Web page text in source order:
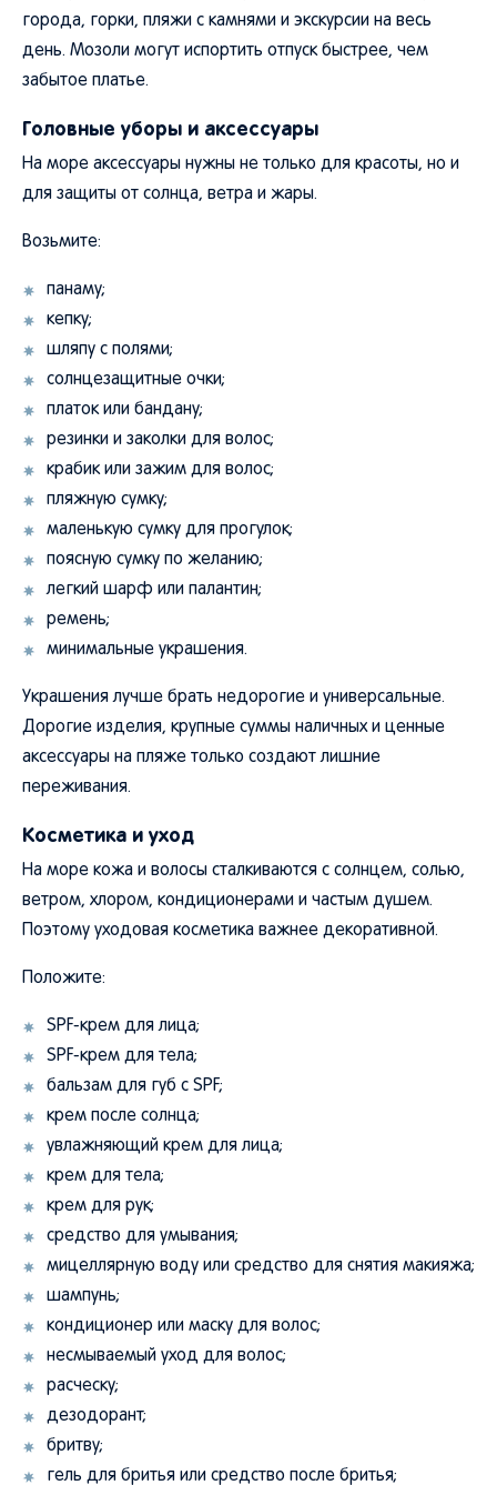
города, горки, пляжи с камнями и экскурсии на весь
день. Мозоли могут испортить отпуск быстрее, чем
забытое платье.
Головные уборы и аксессуары
На море аксессуары нужны не только для красоты, но и
для защиты от солнца, ветра и жары.
Возьмите:
панаму;
кепку;
шляпу с полями;
солнцезащитные очки;
платок или бандану;
резинки и заколки для волос;
крабик или зажим для волос;
пляжную сумку;
маленькую сумку для прогулок;
поясную сумку по желанию;
легкий шарф или палантин;
ремень;
минимальные украшения.
Украшения лучше брать недорогие и универсальные.
Дорогие изделия, крупные суммы наличных и ценные
аксессуары на пляже только создают лишние
переживания.
Косметика и уход
На море кожа и волосы сталкиваются с солнцем, солью,
ветром, хлором, кондиционерами и частым душем.
Поэтому уходовая косметика важнее декоративной.
Положите:
SPF-крем для лица;
SPF-крем для тела;
бальзам для губ с SPF;
крем после солнца;
увлажняющий крем для лица;
крем для тела;
крем для рук;
средство для умывания;
мицеллярную воду или средство для снятия макияжа;
шампунь;
кондиционер или маску для волос;
несмываемый уход для волос;
расческу;
дезодорант;
бритву;
гель для бритья или средство после бритья;